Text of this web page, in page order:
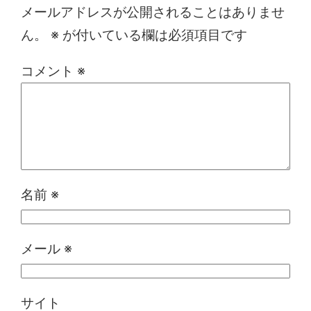
メールアドレスが公開されることはありませ
ん。
※ が付いている欄は必須項目です
コメント ※
名前 ※
メール ※
サイト